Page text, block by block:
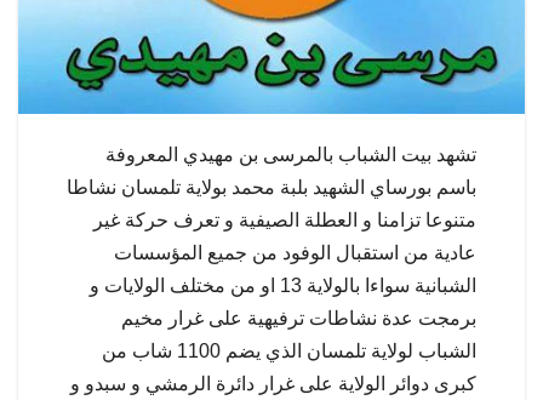
تشهد بيت الشباب بالمرسى بن مهيدي المعروفة
باسم بورساي الشهيد بلبة محمد بولاية تلمسان نشاطا
متنوعا تزامنا و العطلة الصيفية و تعرف حركة غير
عادية من استقبال الوفود من جميع المؤسسات
الشبانية سواءا بالولاية 13 او من مختلف الولايات و
برمجت عدة نشاطات ترفيهية على غرار مخيم
الشباب لولاية تلمسان الذي يضم 1100 شاب من
كبرى دوائر الولاية على غرار دائرة الرمشي و سبدو و